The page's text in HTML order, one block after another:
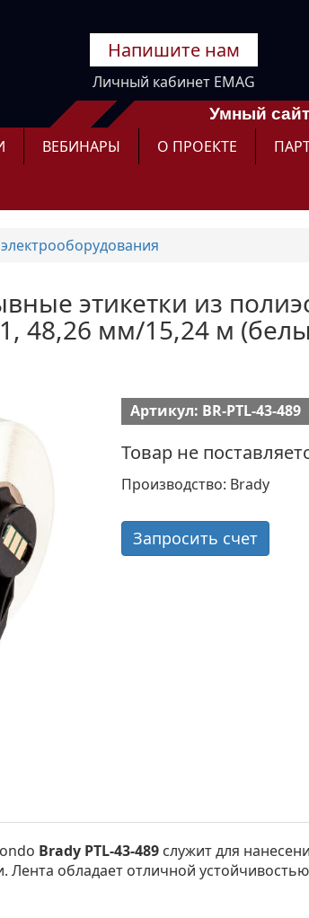
Напишите нам
Личный кабинет EMAG
Умный
ВЕБИНАРЫ О ПРОЕКТЕ
этикетки из
48,26 мм/15,24 м
Артикул: BR-PTL-43-489
Товар не
Производство: Brady
Запросить счет
Brady PTL-43-489 служит для
обладает отличной